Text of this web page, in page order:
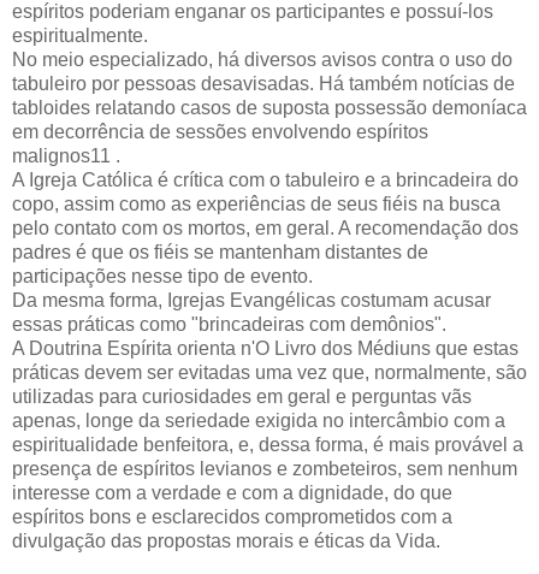
espíritos poderiam enganar os participantes e possuí-los
espiritualmente.
No meio especializado, há diversos avisos contra o uso do
tabuleiro por pessoas desavisadas. Há também notícias de
tabloides relatando casos de suposta possessão demoníaca
em decorrência de sessões envolvendo espíritos
malignos11 .
A Igreja Católica é crítica com o tabuleiro e a brincadeira do
copo, assim como as experiências de seus fiéis na busca
pelo contato com os mortos, em geral. A recomendação dos
padres é que os fiéis se mantenham distantes de
participações nesse tipo de evento.
Da mesma forma, Igrejas Evangélicas costumam acusar
essas práticas como "brincadeiras com demônios".
A Doutrina Espírita orienta n'O Livro dos Médiuns que estas
práticas devem ser evitadas uma vez que, normalmente, são
utilizadas para curiosidades em geral e perguntas vãs
apenas, longe da seriedade exigida no intercâmbio com a
espiritualidade benfeitora, e, dessa forma, é mais provável a
presença de espíritos levianos e zombeteiros, sem nenhum
interesse com a verdade e com a dignidade, do que
espíritos bons e esclarecidos comprometidos com a
divulgação das propostas morais e éticas da Vida.